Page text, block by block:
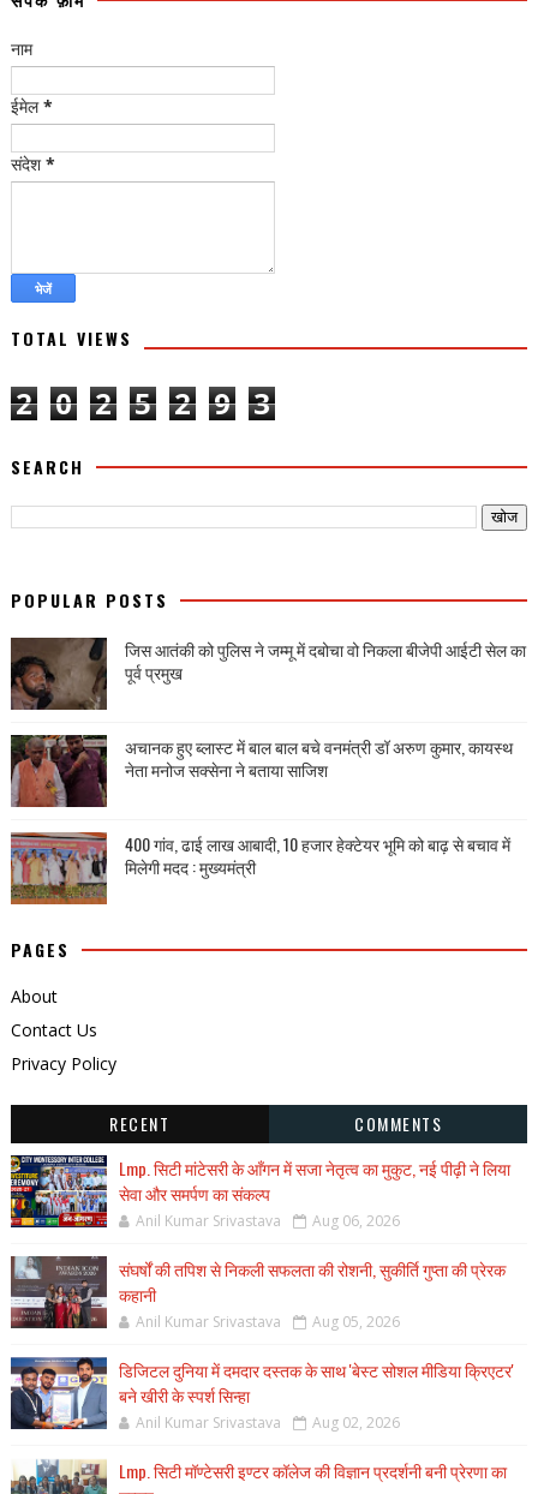
नाम
ईमेल*
संदेश *
TOTAL VIEWS
2 0 2 5 2 9 3
SEARCH
POPULAR POSTS
जिस आतंकी को पुलिस ने जम्मू में दबोचा वो निकला बीजेपी आईटी सेल का
पूर्व प्रमुख
अचानक हुए ब्लास्ट में बाल बाल बचे वनमंत्री डॉ अरुण कुमार, कायस्थ
नेता मनोज सक्सेना ने बताया साजिश
400 गांव, ढाई लाख आबादी, 10 हजार हेक्टेयर भूमि को बाढ़ से बचाव में
मिलेगी मदद : मुख्यमंत्री
PAGES
About
Contact Us
Privacy Policy
RECENT
COMMENTS
Lmp. सिटी मांटेसरी के आँगन में सजा नेतृत्व का मुकुट, नई पीढ़ी ने लिया
सेवा और समर्पण का संकल्प
Anil Kumar Srivastava Aug 06, 2026
संघर्षों की तपिश से निकली सफलता की रोशनी, सुकीर्ति गुप्ता की प्रेरक
कहानी
Anil Kumar Srivastava Aug 05, 2026
डिजिटल दुनिया में दमदार दस्तक के साथ 'बेस्ट सोशल मीडिया क्रिएटर'
बने खीरी के स्पर्श सिन्हा
Anil Kumar Srivastava Aug 02, 2026
Lmp. सिटी मॉण्टेसरी इण्टर कॉलेज की विज्ञान प्रदर्शनी बनी प्रेरणा का